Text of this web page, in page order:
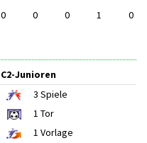
0 0 0 1 0
C2-Junioren
3 Spiele
1 Tor
1 Vorlage